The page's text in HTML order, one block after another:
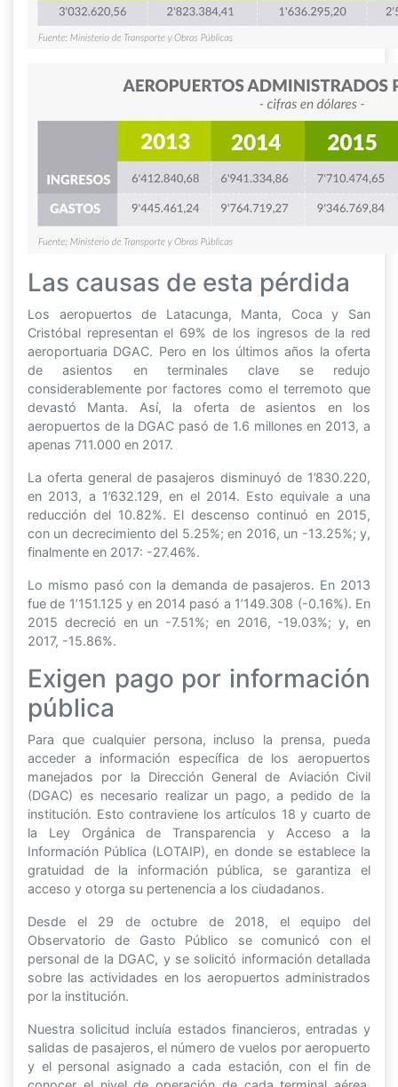
Las causas de esta pérdida
Los aeropuertos de Latacunga, Manta, Coca y San
Cristóbal representan el 69% de los ingresos de la red
aeroportuaria DGAC. Pero en los últimos años la oferta
de asientos en terminales clave se redujo
considerablemente por factores como el terremoto que
devastó Manta. Así, la oferta de asientos en los
aeropuertos de la DGAC pasó de 1.6 millones en 2013, a
apenas 711.000 en 2017.
La oferta general de pasajeros disminuyó de 1’830.220,
en 2013, a 1’632.129, en el 2014. Esto equivale a una
reducción del 10.82%. El descenso continuó en 2015,
con un decrecimiento del 5.25%; en 2016, un -13.25%; y,
finalmente en 2017: -27.46%.
Lo mismo pasó con la demanda de pasajeros. En 2013
fue de 1’151.125 y en 2014 pasó a 1’149.308 (-0.16%). En
2015 decreció en un -7.51%; en 2016, -19.03%; y, en
2017, -15.86%.
Exigen pago por información
pública
Para que cualquier persona, incluso la prensa, pueda
acceder a información específica de los aeropuertos
manejados por la Dirección General de Aviación Civil
(DGAC) es necesario realizar un pago, a pedido de la
institución. Esto contraviene los artículos 18 y cuarto de
la Ley Orgánica de Transparencia y Acceso a la
Información Pública (LOTAIP), en donde se establece la
gratuidad de la información pública, se garantiza el
acceso y otorga su pertenencia a los ciudadanos.
Desde el 29 de octubre de 2018, el equipo del
Observatorio de Gasto Público se comunicó con el
personal de la DGAC, y se solicitó información detallada
sobre las actividades en los aeropuertos administrados
por la institución.
Nuestra solicitud incluía estados financieros, entradas y
salidas de pasajeros, el número de vuelos por aeropuerto
y el personal asignado a cada estación, con el fin de